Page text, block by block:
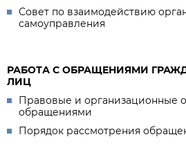
Совет по взаимодействию
самоуправления
РАБОТА С ОБРАЩЕНИЯМИ
ЛИЦ
Правовые и организационные
обращениями
Порядок рассмотрения